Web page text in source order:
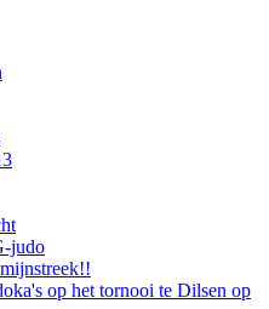
judo
op het tornooi te Dilsen op